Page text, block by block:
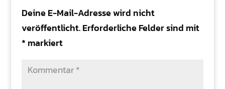
Deine E-Mail-Adresse wird nicht
veröffentlicht. Erforderliche Felder sind mit
* markiert